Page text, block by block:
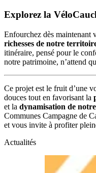
Explorez la
Enfourchez dès maintenant
richesses de notre
itinéraire, pensé pour le
notre patrimoine, n’attend
Ce projet est le fruit d’une
douces tout en favorisant la
et la dynamisation de
Communes Campagne de
et vous invite à profiter
Actualités